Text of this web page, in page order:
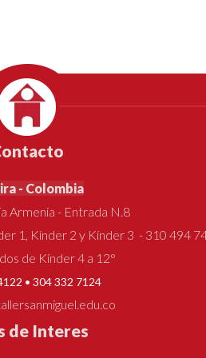
- Colombia
Armenia - Entrada N.8
1, Kínder 2 y Kínder 3 - 310 494
de Kínder 4 a 12°
• 304 332 7124
de Interes